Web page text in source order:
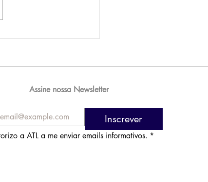
Assine nossa Newsletter
Inscrever
a ATL a me enviar emails informativos. *